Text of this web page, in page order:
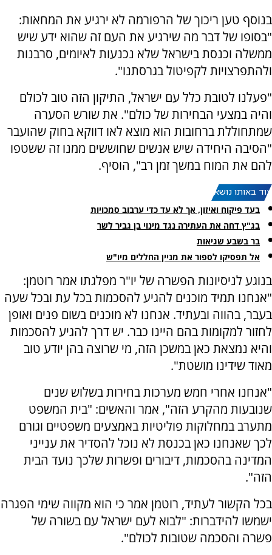
בנוסף טען ריכוך של הרפורמה לא ירגיע את המחאות:
"בסופו של דבר מה שירגיע את העם זה שהוא ידע שיש
ממשלה וכנסת בישראל שלא נכנעות לאיומים, סרבנות
ולהתפרצויות לקפיטול בגרסתנו".
"פעלנו לטובת כלל עם ישראל, התיקון הזה טוב לכולם
והיה במצעי הבחירות של כולם". את שורש הסערה
שמתחוללת ברחובות הוא מוצא לאו דווקא בחוק שהועבר
"הסיבה היחידה שיש אנשים שחוששים ממנו זה ששטפו
להם את המוח במשך זמן רב", הוסיף.
עוד באותו נושא:
בעד פיקוח ואיזון, אך לא עד כדי ערבוב סמכויות
בג"ץ דחה את העתירה נגד מינוי בן גביר לשר
בר בשבע שגיאות
אל תפסיקו לספור את מניין החללים מיו"ש
בנוגע לניסיונות הפשרה של יו"ר מפלגתו אמר רוטמן:
"אנחנו תמיד מוכנים להגיע להסכמות בכל עת ובכל שעה
בעבר, בהווה ובעתיד. אנחנו לא מוכנים בשום פנים ואופן
לחזור למקומות בהם היינו כבר. יש דרך להגיע להסכמות
והיא נמצאת כאן במשכן הזה, מי שרוצה בהן יודע טוב
מאוד שידינו מושטת".
"אנחנו אחרי חמש מערכות בחירות בשלוש שנים
שנובעות מהקרע הזה", אמר והאשים: "בית המשפט
מתערב במחלוקות פוליטיות באמצעים משפטיים וגורם
לכך שאנחנו כאן בכנסת לא נוכל להסדיר את ענייני
המדינה בהסכמות, דיבורים ופשרות שלכך נועד הבית
הזה".
בכל הקשור לעתיד, רוטמן אמר כי הוא מקווה שימי הפגרה
ישמשו להידברות: "לבוא לעם ישראל עם בשורה של
פשרה והסכמה שטובות לכולם".